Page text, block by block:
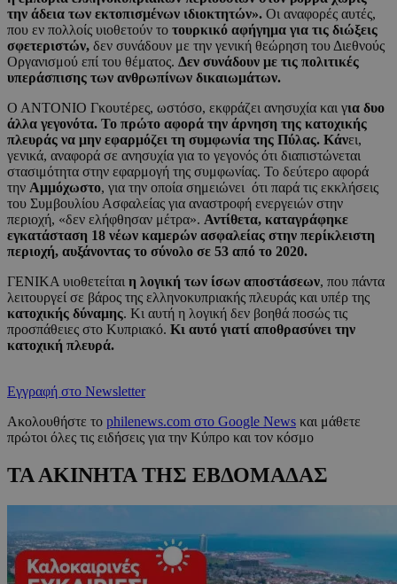
την άδεια των εκτοπισμένων ιδιοκτητών». Οι αναφορές αυτές,
που εν πολλοίς υιοθετούν το τουρκικό αφήγημα για τις διώξεις
σφετεριστών, δεν συνάδουν με την γενική θεώρηση του Διεθνούς
Οργανισμού επί του θέματος. Δεν συνάδουν με τις πολιτικές
υπεράσπισης των ανθρωπίνων δικαιωμάτων.
Ο ΑΝΤΟΝΙΟ Γκουτέρες, ωστόσο, εκφράζει ανησυχία και για δυο
άλλα γεγονότα. Το πρώτο αφορά την άρνηση της κατοχικής
πλευράς να μην εφαρμόζει τη συμφωνία της Πύλας. Κάνει,
γενικά, αναφορά σε ανησυχία για το γεγονός ότι διαπιστώνεται
στασιμότητα στην εφαρμογή της συμφωνίας. Το δεύτερο αφορά
την Αμμόχωστο, για την οποία σημειώνει ότι παρά τις εκκλήσεις
του Συμβουλίου Ασφαλείας για αναστροφή ενεργειών στην
περιοχή, «δεν ελήφθησαν μέτρα». Αντίθετα, καταγράφηκε
εγκατάσταση 18 νέων καμερών ασφαλείας στην περίκλειστη
περιοχή, αυξάνοντας το σύνολο σε 53 από το 2020.
ΓΕΝΙΚΑ υιοθετείται η λογική των ίσων αποστάσεων, που πάντα
λειτουργεί σε βάρος της ελληνοκυπριακής πλευράς και υπέρ της
κατοχικής δύναμης. Κι αυτή η λογική δεν βοηθά ποσώς τις
προσπάθειες στο Κυπριακό. Κι αυτό γιατί αποθρασύνει την
κατοχική πλευρά.
Εγγραφή στο Newsletter
Ακολουθήστε το philenews.com στο Google News και μάθετε
πρώτοι όλες τις ειδήσεις για την Κύπρο και τον κόσμο
ΤΑ ΑΚΙΝΗΤΑ ΤΗΣ ΕΒΔΟΜΑΔΑΣ